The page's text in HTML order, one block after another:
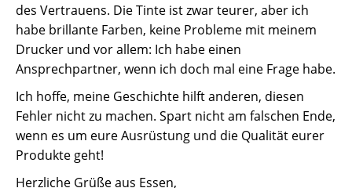
des Vertrauens. Die Tinte ist zwar teurer, aber ich
habe brillante Farben, keine Probleme mit meinem
Drucker und vor allem: Ich habe einen
Ansprechpartner, wenn ich doch mal eine Frage habe.
Ich hoffe, meine Geschichte hilft anderen, diesen
Fehler nicht zu machen. Spart nicht am falschen Ende,
wenn es um eure Ausrüstung und die Qualität eurer
Produkte geht!
Herzliche Grüße aus Essen,